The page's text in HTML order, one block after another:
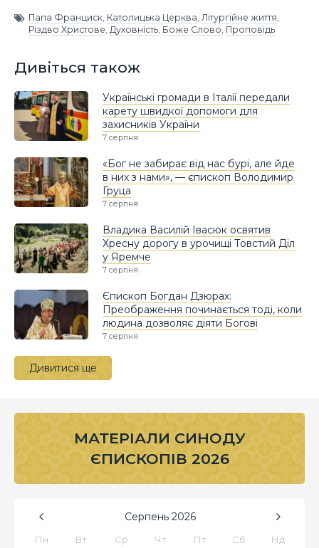
Папа Франциск, Католицька Церква, Літургійне життя,
Різдво Христове, Духовність, Боже Слово, Проповідь
Дивіться також
Українські громади в Італії передали
карету швидкої допомоги для
захисників України
7 серпня
«Бог не забирає від нас бурі, але йде
в них з нами», — єпископ Володимир
Груца
7 серпня
Владика Василій Івасюк освятив
Хресну дорогу в урочищі Товстий Діл
у Яремче
7 серпня
Єпископ Богдан Дзюрах:
Преображення починається тоді, коли
людина дозволяє діяти Богові
7 серпня
Дивитися ще
МАТЕРІАЛИ СИНОДУ
ЄПИСКОПІВ 2026
Серпень 2026
Пн Вт Ср Чт Пт Сб Нд